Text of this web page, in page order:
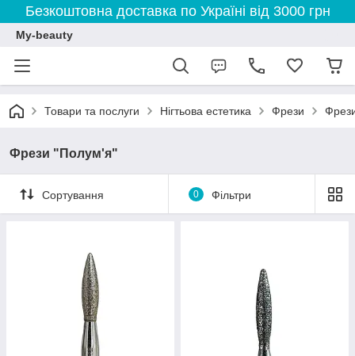
Безкоштовна доставка по Україні від 3000 грн
My-beauty
Товари та послуги Нігтьова естетика Фрези
Фрези "Полум'я"
Сортування 0 Фільтри